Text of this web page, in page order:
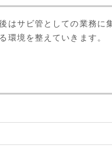
サビ管としての業務に
環境を整えていきます。